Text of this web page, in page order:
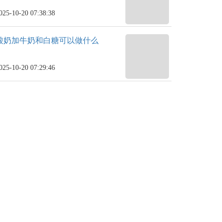
10-20 07:38:38
奶加牛奶和白糖可以做什么
10-20 07:29:46